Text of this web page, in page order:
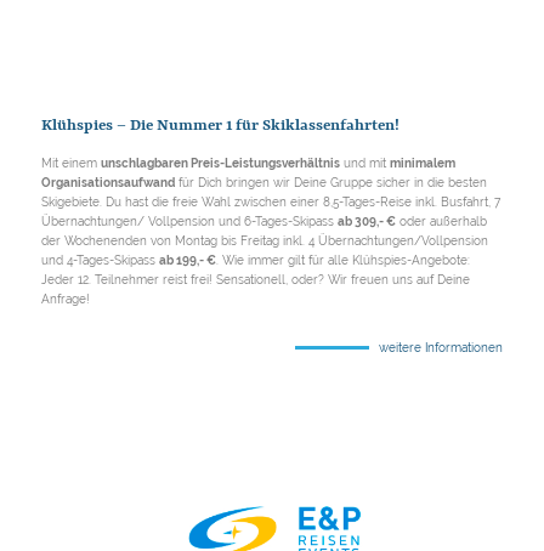
Klühspies – Die Nummer 1 für Skiklassenfahrten!
Mit einem unschlagbaren Preis-Leistungsverhältnis und mit minimalem
Organisationsaufwand für Dich bringen wir Deine Gruppe sicher in die besten
Skigebiete. Du hast die freie Wahl zwischen einer 8,5-Tages-Reise inkl. Busfahrt, 7
Übernachtungen/ Vollpension und 6-Tages-Skipass ab 309,- € oder außerhalb
der Wochenenden von Montag bis Freitag inkl. 4 Übernachtungen/Vollpension
und 4-Tages-Skipass ab 199,- €. Wie immer gilt für alle Klühspies-Angebote:
Jeder 12. Teilnehmer reist frei! Sensationell, oder? Wir freuen uns auf Deine
Anfrage!
weitere Informationen